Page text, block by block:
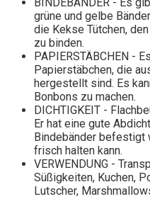
grüne und gelbe
die Kekse Tütchen,
zu binden.
PAPIERSTÄBCHEN -
Papierstäbchen, die
hergestellt sind. Es
Bonbons zu machen.
DICHTIGKEIT -
Er hat eine gute
Bindebänder befestigt
frisch halten kann.
VERWENDUNG -
Süßigkeiten, Kuchen,
Lutscher,